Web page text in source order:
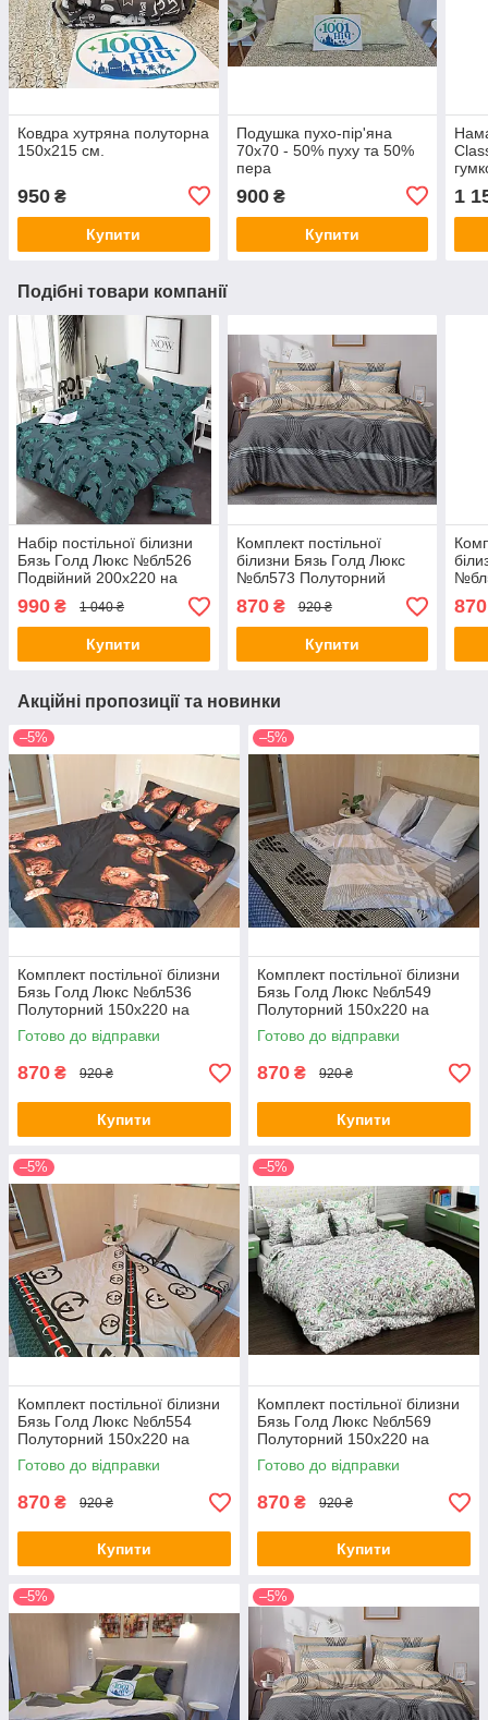
Ковдра хутряна полуторна
150х215 см.
950 ₴
Купити
Подушка пухо-пір'яна
70х70 - 50% пуху та 50%
пера
900₴
Купити
1
Подібні товари компанії
Набір постільної білизни
Бязь Голд Люкс №бл526
Подвійний 200х220 на
кнопках
990 ₴ 1 040 ₴
Купити
Комплект постільної
білизни Бязь Голд Люкс
№бл573 Полуторний
150х220 на кнопках
870₴ 920 ₴
Купити
870
Акційні пропозиції та новинки
–5%
Комплект постільної білизни
Бязь Голд Люкс №бл536
Полуторний 150х220 на
кнопках
Готово до відправки
870 ₴ 920 ₴
Купити
–5%
Комплект постільної білизни
Бязь Голд Люкс №бл549
Полуторний 150х220 на
кнопках
Готово до відправки
870 ₴ 920 ₴
Купити
–5%
Комплект постільної білизни
Бязь Голд Люкс №бл554
Полуторний 150х220 на
кнопках
Готово до відправки
870 ₴ 920 ₴
Купити
–5%
Комплект постільної білизни
Бязь Голд Люкс №бл569
Полуторний 150х220 на
кнопках
Готово до відправки
870 ₴ 920 ₴
Купити
–5% –5%